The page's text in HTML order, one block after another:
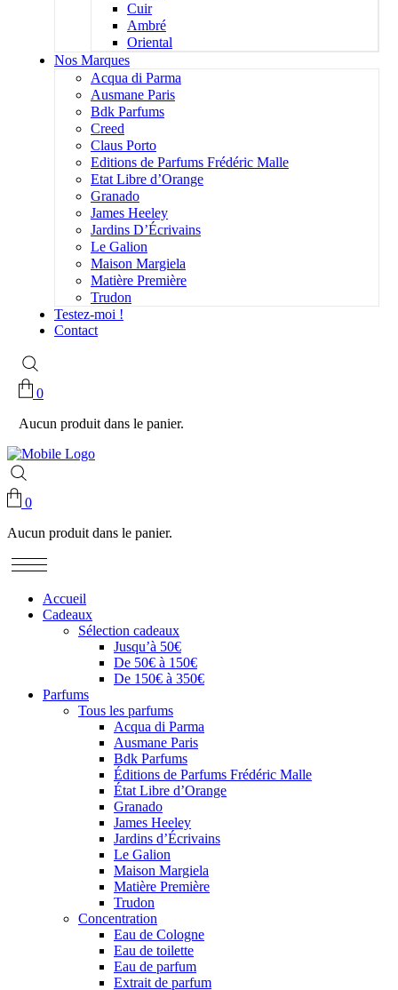
Cuir
Ambré
Oriental
Nos Marques
Acqua di Parma
Ausmane Paris
Bdk Parfums
Creed
Claus Porto
Editions de Parfums Frédéric Malle
Etat Libre d’Orange
Granado
James Heeley
Jardins D’Écrivains
Le Galion
Maison Margiela
Matière Première
Trudon
Testez-moi !
Contact
0
Aucun produit dans le panier.
0
Aucun produit dans le panier.
Accueil
Cadeaux
Sélection cadeaux
Jusqu’à 50€
De 50€ à 150€
De 150€ à 350€
Parfums
Tous les parfums
Acqua di Parma
Ausmane Paris
Bdk Parfums
Éditions de Parfums Frédéric Malle
État Libre d’Orange
Granado
James Heeley
Jardins d’Écrivains
Le Galion
Maison Margiela
Matière Première
Trudon
Concentration
Eau de Cologne
Eau de toilette
Eau de parfum
Extrait de parfum